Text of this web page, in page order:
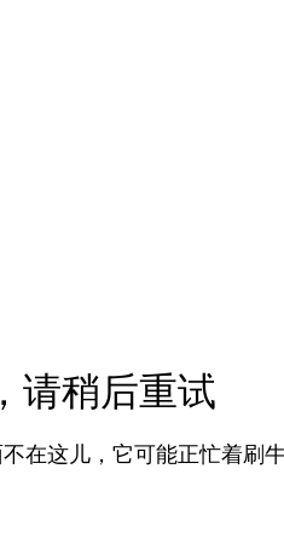
请稍后重试
在这儿，它可能正忙着刷